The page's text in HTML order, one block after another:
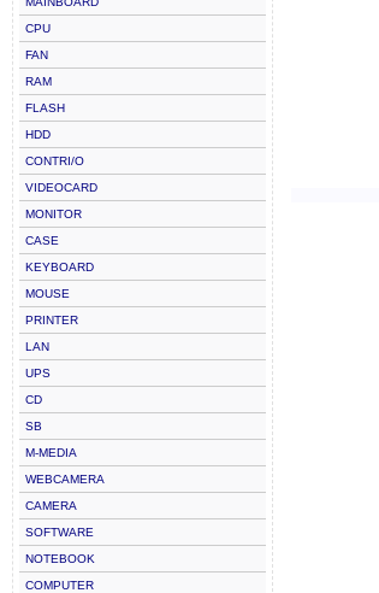
CPU
FAN
RAM
FLASH
HDD
CONTRI/O
VIDEOCARD
MONITOR
CASE
KEYBOARD
MOUSE
PRINTER
LAN
UPS
CD
SB
M-MEDIA
WEBCAMERA
CAMERA
SOFTWARE
NOTEBOOK
COMPUTER